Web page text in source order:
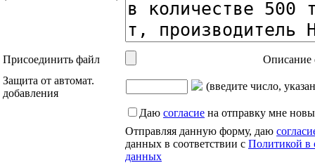
Присоединить файл
Описание
Защита от автомат.
добавления
(введите число,
Даю согласие на отправку мне
Отправляя данную форму, даю
данных в соответствии с Политикой в
данных